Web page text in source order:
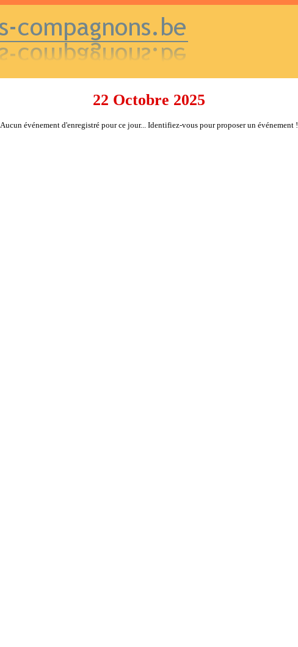
22 Octobre 2025
Aucun événement d'enregistré pour ce jour... Identifiez-vous pour proposer un événement !